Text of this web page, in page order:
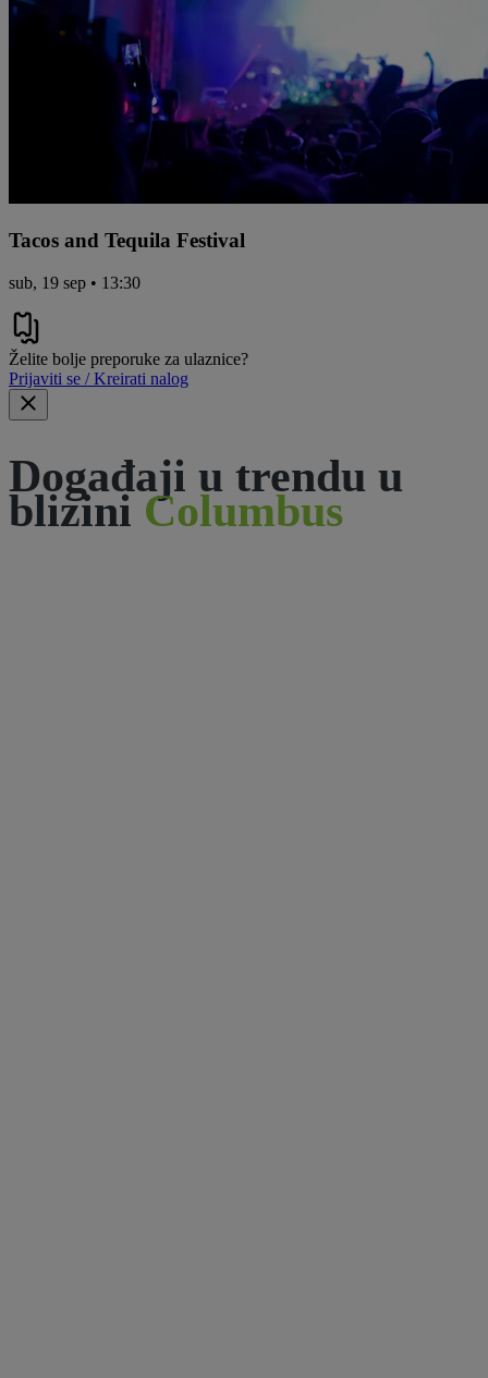
Tacos and Tequila Festival
sub, 19 sep • 13:30
Želite bolje preporuke za ulaznice?
Prijaviti se / Kreirati nalog
Događaji u trendu u
blizini Columbus